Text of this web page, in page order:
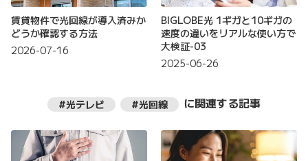
賃貸物件で光回線が導入済みか
どうか確認する方法
2026-07-16
BIGLOBE光 1ギガと10ギガの
速度の違いをリアルな使い方で
大検証-03
2025-06-26
#光テレビ #光回線 に関連する記事